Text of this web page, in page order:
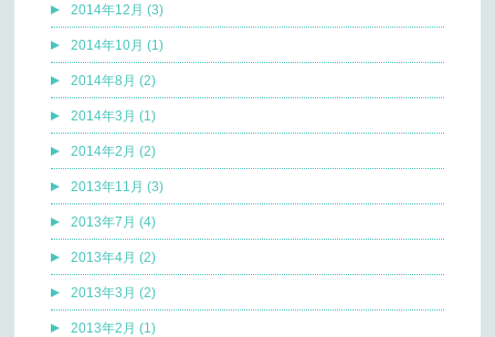
2014年12月 (3)
2014年10月 (1)
2014年8月 (2)
2014年3月 (1)
2014年2月 (2)
2013年11月 (3)
2013年7月 (4)
2013年4月 (2)
2013年3月 (2)
2013年2月 (1)